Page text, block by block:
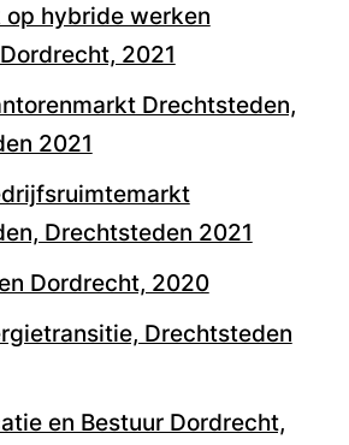
hybride werken
2021
Drechtsteden,
2021
Drechtsteden 2021
Dordrecht, 2020
Drechtsteden
en Bestuur Dordrecht,